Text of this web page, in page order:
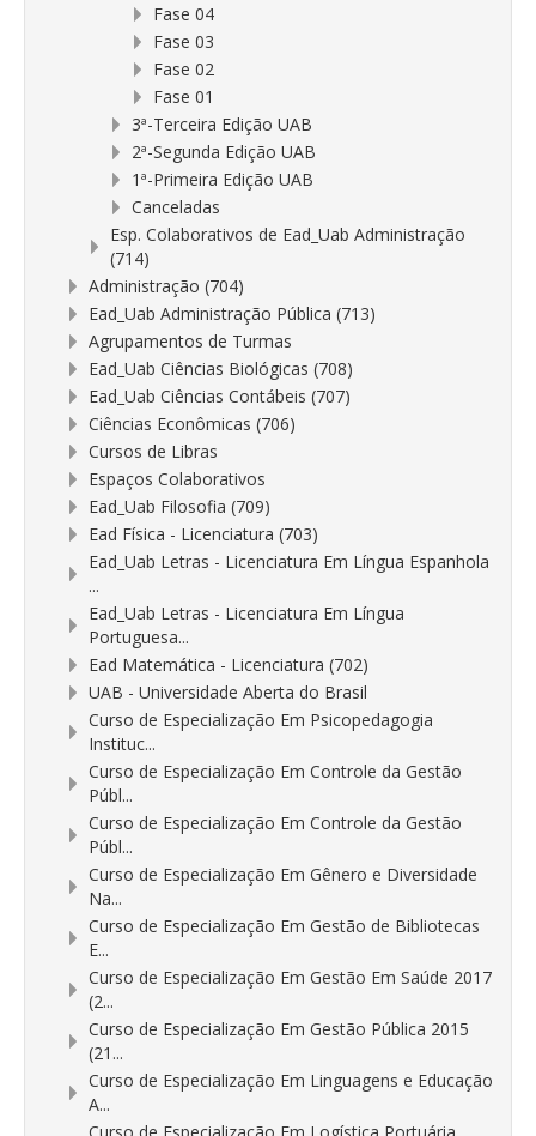
Fase 04
Fase 03
Fase 02
Fase 01
3ª-Terceira Edição UAB
2ª-Segunda Edição UAB
1ª-Primeira Edição UAB
Canceladas
Esp. Colaborativos de Ead_Uab Administração
(714)
Administração (704)
Ead_Uab Administração Pública (713)
Agrupamentos de Turmas
Ead_Uab Ciências Biológicas (708)
Ead_Uab Ciências Contábeis (707)
Ciências Econômicas (706)
Cursos de Libras
Espaços Colaborativos
Ead_Uab Filosofia (709)
Ead Física - Licenciatura (703)
Ead_Uab Letras - Licenciatura Em Língua Espanhola
...
Ead_Uab Letras - Licenciatura Em Língua
Portuguesa...
Ead Matemática - Licenciatura (702)
UAB - Universidade Aberta do Brasil
Curso de Especialização Em Psicopedagogia
Instituc...
Curso de Especialização Em Controle da Gestão
Públ...
Curso de Especialização Em Controle da Gestão
Públ...
Curso de Especialização Em Gênero e Diversidade
Na...
Curso de Especialização Em Gestão de Bibliotecas
E...
Curso de Especialização Em Gestão Em Saúde 2017
(2...
Curso de Especialização Em Gestão Pública 2015
(21...
Curso de Especialização Em Linguagens e Educação
A...